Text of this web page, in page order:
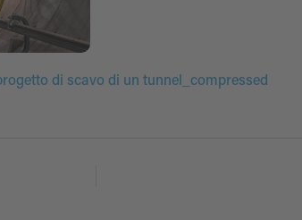
di scavo di un tunnel_compressed